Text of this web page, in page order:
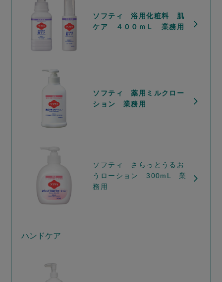
ソフティ 浴用化粧料 肌
ケア ４００ｍＬ 業務用
ソフティ 薬用ミルクロー
ション 業務用
ソフティ さらっとうるお
うローション 300mL 業
務用
ハンドケア